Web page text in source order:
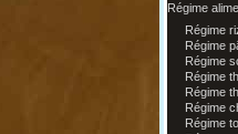
Régime
Régime
Régime
Régime
Régime
Régime
Régime
Régime